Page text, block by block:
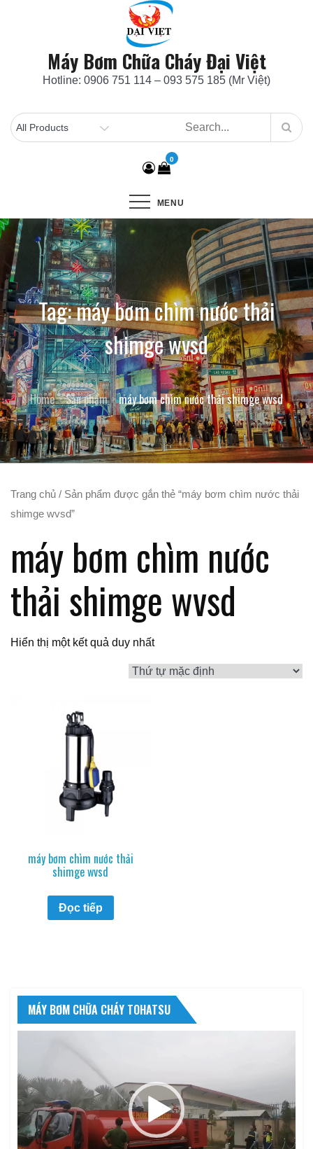
Máy Bơm Chữa Cháy Đại Việt
Hotline: 0906 751 114 – 093 575 185 (Mr Việt)
0
MENU
Tag:máy bơm chìm nước thải
shimge wvsd
Home Sản phẩm máy bơm chìm nước thải shimge wvsd
Trang chủ / Sản phẩm được gắn thẻ “máy bơm chìm nước thải
shimge wvsd”
máy bơm chìm nước
thải shimge wvsd
Hiển thị một kết quả duy nhất
máy bơm chìm nước thải
shimge wvsd
Đọc tiếp
MÁY BƠM CHỮA CHÁY TOHATSU
Video